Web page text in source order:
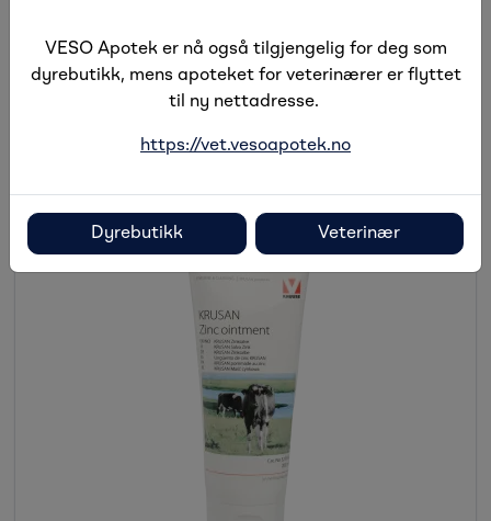
lactic acid, sodium benzoate.
Alternative produkter
VESO Apotek er nå også tilgjengelig for deg som
dyrebutikk, mens apoteket for veterinærer er flyttet
til ny nettadresse.
https://vet.vesoapotek.no
Dyrebutikk Veterinær